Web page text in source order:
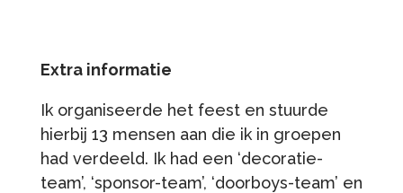
Extra informatie
Ik organiseerde het feest en stuurde
hierbij 13 mensen aan die ik in groepen
had verdeeld. Ik had een ‘decoratie-
team’, ‘sponsor-team’, ‘doorboys-team’ en